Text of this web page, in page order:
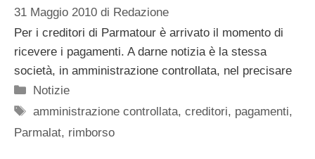
31 Maggio 2010 di Redazione
Per i creditori di Parmatour è arrivato il momento di
ricevere i pagamenti. A darne notizia è la stessa
società, in amministrazione controllata, nel precisare
Categorie
Notizie
Tag
amministrazione controllata,creditori, pagamenti,
Parmalat, rimborso